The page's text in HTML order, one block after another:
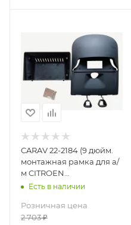
CARAV 22-2184 (9 дюйм.
монтажная рамка для а/
м CITROEN
Jumpy,Dispatch 2007-
2007-2016 / TOYOTA
ProAce 2013-2016
Есть в наличии
Розничная цена
2 703₽